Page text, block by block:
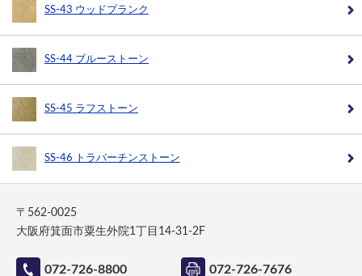
SS-43 ウッドプランク
SS-44 ブルーストーン
SS-45 ラフストーン
SS-46 トラバーチンストーン
〒562-0025
大阪府箕面市粟生外院1丁目14-31-2F
072-726-8800 072-726-7676